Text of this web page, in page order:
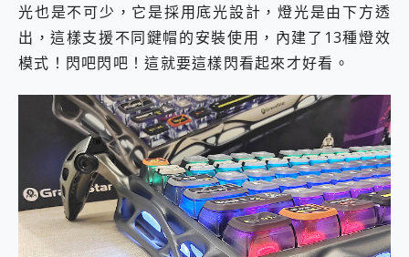
光也是不可少，它是採用底光設計，燈光是由下方透
出，這樣支援不同鍵帽的安裝使用，內建了13種燈效
模式！閃吧閃吧！這就要這樣閃看起來才好看。